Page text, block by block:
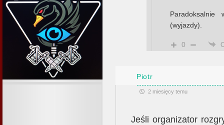
Paradoksalnie
(wyjazdy).
0
Piotr
2 miesięcy temu
Jeśli organizator